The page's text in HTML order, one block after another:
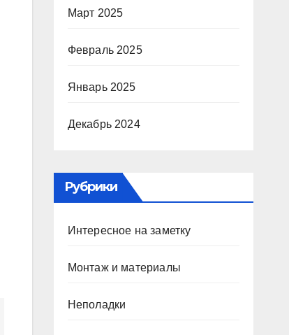
Март 2025
Февраль 2025
Январь 2025
Декабрь 2024
Рубрики
Интересное на заметку
Монтаж и материалы
Неполадки